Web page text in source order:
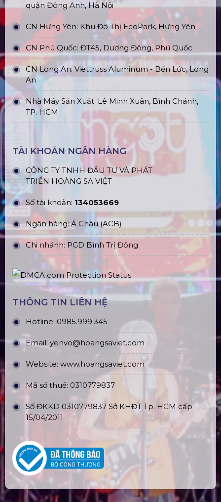
quận Đông Anh, Hà Nội
CN Hưng Yên: Khu Đô Thị EcoPark, Hưng Yên
CN Phú Quốc: ĐT45, Dương Đông, Phú Quốc
CN Long An: Viettruss Aluminum - Bến Lức, Long
An
Nhà Máy Sản Xuất: Lê Minh Xuân, Bình Chánh,
TP. HCM
TÀI KHOẢN NGÂN HÀNG
CÔNG TY TNHH ĐẦU TƯ VÀ PHÁT
TRIỂN HOÀNG SA VIỆT
Số tài khoản: 134053669
Ngân hàng: Á Châu (ACB)
Chi nhánh: PGD Bình Trị Đông
THÔNG TIN LIÊN HỆ
Hotline: 0985.999.345
Email: yenvo@hoangsaviet.com
Website: www.hoangsaviet.com
Mã số thuế: 0310779837
Số ĐKKD 0310779837 Sở KHĐT Tp. HCM cấp
15/04/2011